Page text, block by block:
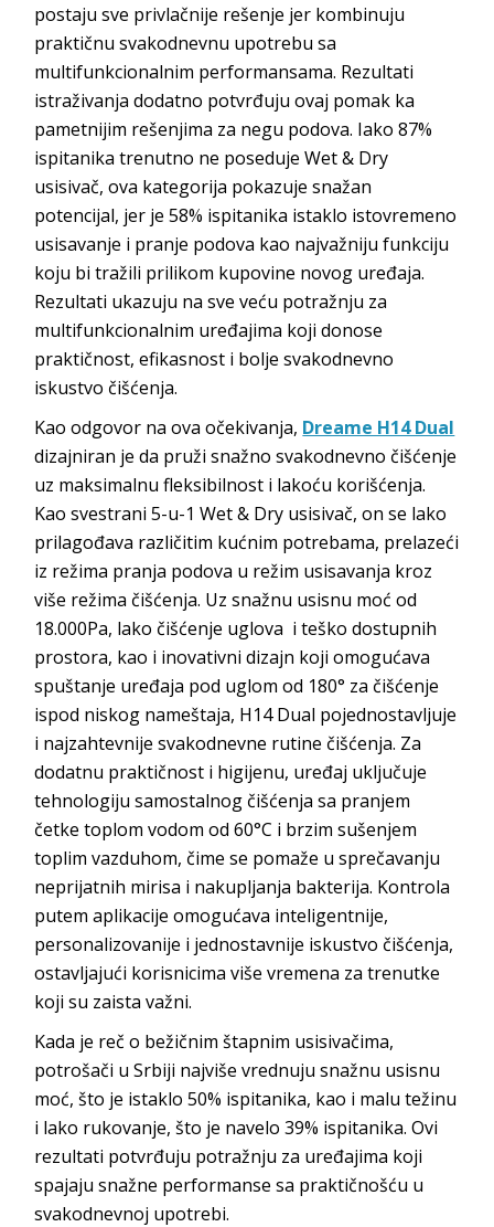
postaju sve privlačnije rešenje jer kombinuju
praktičnu svakodnevnu upotrebu sa
multifunkcionalnim performansama. Rezultati
istraživanja dodatno potvrđuju ovaj pomak ka
pametnijim rešenjima za negu podova. Iako 87%
ispitanika trenutno ne poseduje Wet & Dry
usisivač, ova kategorija pokazuje snažan
potencijal, jer je 58% ispitanika istaklo istovremeno
usisavanje i pranje podova kao najvažniju funkciju
koju bi tražili prilikom kupovine novog uređaja.
Rezultati ukazuju na sve veću potražnju za
multifunkcionalnim uređajima koji donose
praktičnost, efikasnost i bolje svakodnevno
iskustvo čišćenja.
Kao odgovor na ova očekivanja, Dreame H14 Dual
dizajniran je da pruži snažno svakodnevno čišćenje
uz maksimalnu fleksibilnost i lakoću korišćenja.
Kao svestrani 5-u-1 Wet & Dry usisivač, on se lako
prilagođava različitim kućnim potrebama, prelazeći
iz režima pranja podova u režim usisavanja kroz
više režima čišćenja. Uz snažnu usisnu moć od
18.000Pa, lako čišćenje uglova i teško dostupnih
prostora, kao i inovativni dizajn koji omogućava
spuštanje uređaja pod uglom od 180° za čišćenje
ispod niskog nameštaja, H14 Dual pojednostavljuje
i najzahtevnije svakodnevne rutine čišćenja. Za
dodatnu praktičnost i higijenu, uređaj uključuje
tehnologiju samostalnog čišćenja sa pranjem
četke toplom vodom od 60°C i brzim sušenjem
toplim vazduhom, čime se pomaže u sprečavanju
neprijatnih mirisa i nakupljanja bakterija. Kontrola
putem aplikacije omogućava inteligentnije,
personalizovanije i jednostavnije iskustvo čišćenja,
ostavljajući korisnicima više vremena za trenutke
koji su zaista važni.
Kada je reč o bežičnim štapnim usisivačima,
potrošači u Srbiji najviše vrednuju snažnu usisnu
moć, što je istaklo 50% ispitanika, kao i malu težinu
i lako rukovanje, što je navelo 39% ispitanika. Ovi
rezultati potvrđuju potražnju za uređajima koji
spajaju snažne performanse sa praktičnošću u
svakodnevnoj upotrebi.